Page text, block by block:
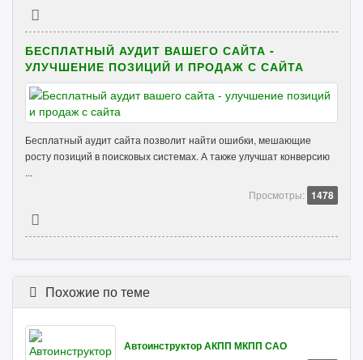
БЕСПЛАТНЫЙ АУДИТ ВАШЕГО САЙТА -
УЛУЧШЕНИЕ ПОЗИЦИЙ И ПРОДАЖ С САЙТА
Бесплатный аудит сайта позволит найти ошибки, мешающие
росту позиций в поисковых системах. А также улучшат конверсию
...
Просмотры: 1478
Похожие по теме
Автоинструктор АКПП МКПП САО